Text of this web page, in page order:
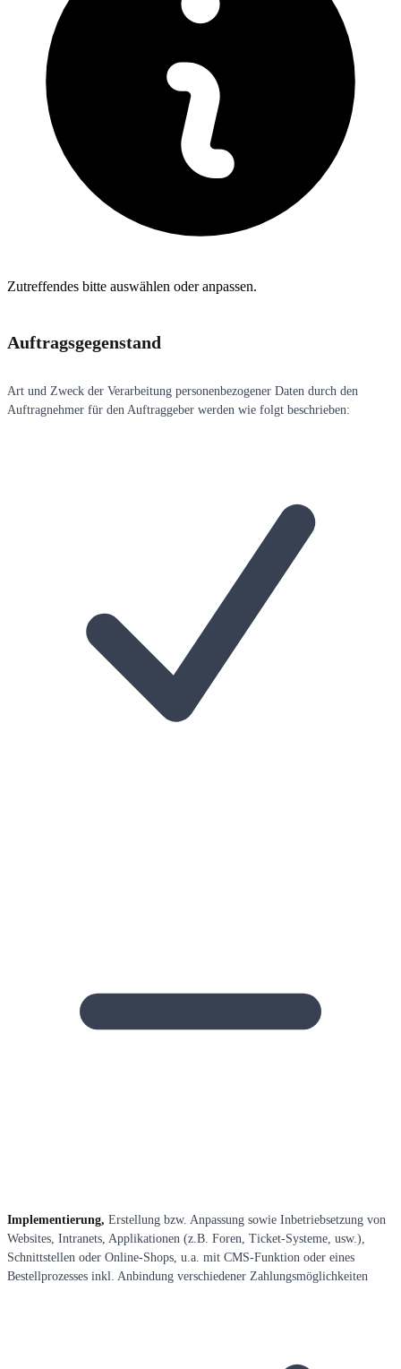
Zutreffendes bitte auswählen oder anpassen.
Auftragsgegenstand
Art und Zweck der Verarbeitung personenbezogener Daten durch den
Auftragnehmer für den Auftraggeber werden wie folgt beschrieben:
Implementierung, Erstellung bzw. Anpassung sowie Inbetriebsetzung von
Websites, Intranets, Applikationen (z.B. Foren, Ticket-Systeme, usw.),
Schnittstellen oder Online-Shops, u.a. mit CMS-Funktion oder eines
Bestellprozesses inkl. Anbindung verschiedener Zahlungsmöglichkeiten